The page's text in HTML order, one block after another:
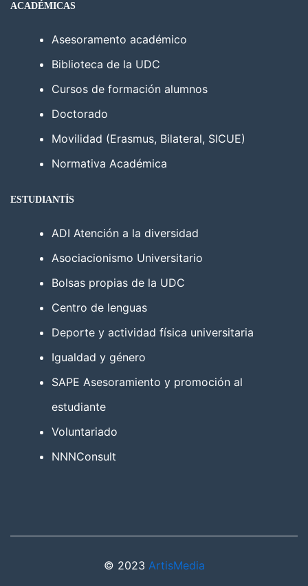
ACADÉMICAS
Asesoramento académico
Biblioteca de la UDC
Cursos de formación alumnos
Doctorado
Movilidad (Erasmus, Bilateral, SICUE)
Normativa Académica
ESTUDIANTÍS
ADI Atención a la diversidad
Asociacionismo Universitario
Bolsas propias de la UDC
Centro de lenguas
Deporte y actividad física universitaria
Igualdad y género
SAPE Asesoramiento y promoción al
estudiante
Voluntariado
NNNConsult
© 2023 ArtisMedia